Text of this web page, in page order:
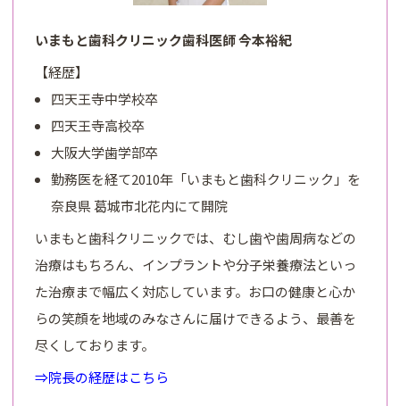
いまもと歯科クリニック歯科医師 今本裕紀
【経歴】
四天王寺中学校卒
四天王寺高校卒
大阪大学歯学部卒
勤務医を経て2010年「いまもと歯科クリニック」を
奈良県 葛城市北花内にて開院
いまもと歯科クリニックでは、むし歯や歯周病などの
治療はもちろん、インプラントや分子栄養療法といっ
た治療まで幅広く対応しています。お口の健康と心か
らの笑顔を地域のみなさんに届けできるよう、最善を
尽くしております。
⇒院長の経歴はこちら